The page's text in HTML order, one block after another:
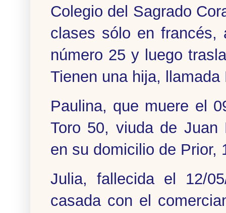
Colegio del Sagrado
clases sólo en francés,
número 25 y luego
Tienen una hija, llamada
Paulina, que muere el
Toro 50, viuda de Juan
en su domicilio de Prior,
Julia, fallecida el 12/
casada con el